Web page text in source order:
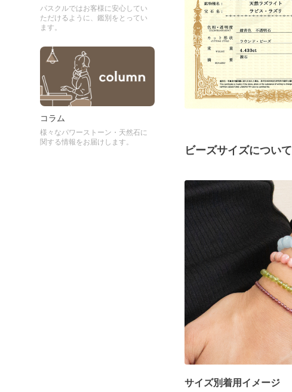
パスクルではお客様に安心してい
ただけるように、鑑別をとってい
ます。
コラム
様々なパワーストーン・天然石に
関する情報をお届けします。
ビーズサイズについて
サイズ別着用イメージ